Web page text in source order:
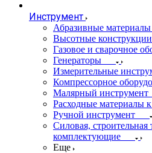
Инструмент
Абразивные материалы
Высотные конструкции
Газовое и сварочное
Генераторы
Измерительные
Компрессорное
Малярный инструмент
Расходные материалы
Ручной инструмент
Силовая, строительная
комплектующие
Еще